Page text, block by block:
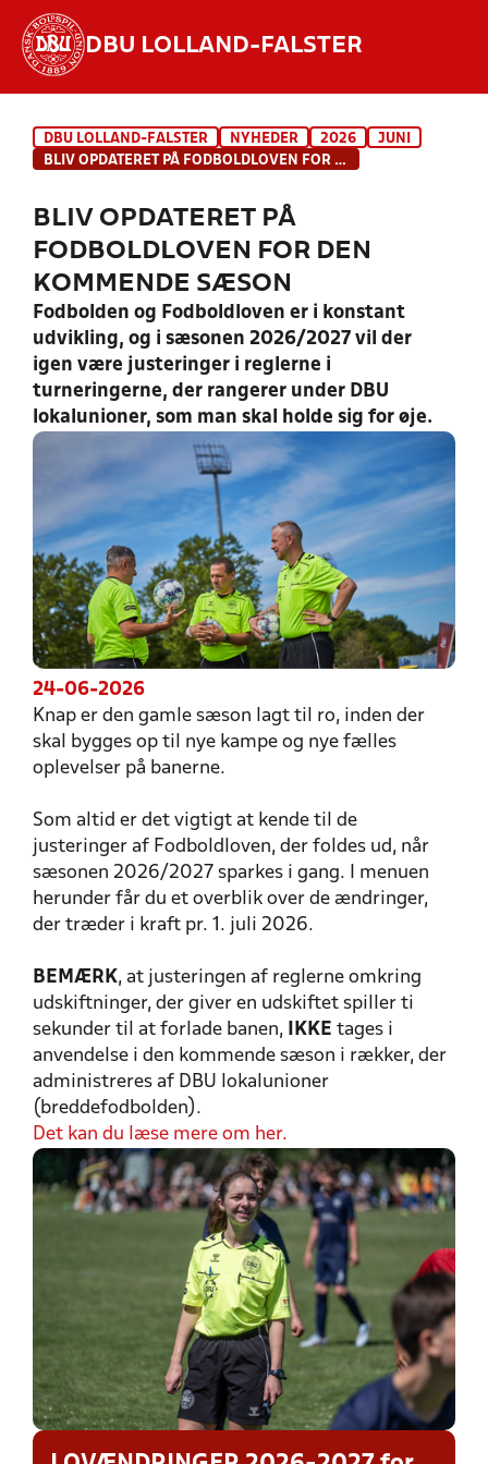
DBU LOLLAND-FALSTER
INDHOLD OG NYHEDER
HOLD
DBU LOLLAND-FALSTER NYHEDER 2026
JUNI
BLIV OPDATERET PÅ FODBOLDLOVEN FOR DEN KOMMENDE SÆSON
BLIV OPDATERET PÅ
FODBOLDLOVEN FOR DEN
KOMMENDE SÆSON
Fodbolden og Fodboldloven er i konstant
udvikling, og i sæsonen 2026/2027 vil der
igen være justeringer i reglerne i
turneringerne, der rangerer under DBU
lokalunioner, som man skal holde sig for øje.
24-06-2026
Knap er den gamle sæson lagt til ro, inden der
skal bygges op til nye kampe og nye fælles
oplevelser på banerne.
Som altid er det vigtigt at kende til de
justeringer af Fodboldloven, der foldes ud, når
sæsonen 2026/2027 sparkes i gang. I menuen
herunder får du et overblik over de ændringer,
der træder i kraft pr. 1. juli 2026.
BEMÆRK, at justeringen af reglerne omkring
udskiftninger, der giver en udskiftet spiller ti
sekunder til at forlade banen,
IKKE tages i
anvendelse i den kommende sæson i rækker, der
administreres af DBU lokalunioner
(breddefodbolden).
Det kan du læse mere om her.